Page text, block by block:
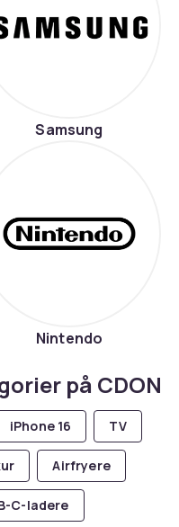
Samsung
Nintendo
på CDON
iPhone 16 TV
Airfryere
C-ladere